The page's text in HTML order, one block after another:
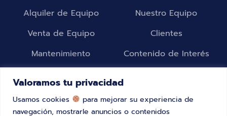
Valoramos tu privacidad
Usamos cookies
para mejorar su experiencia de
navegación, mostrarle anuncios o contenidos
Alquiler de Equipo
Venta de Equipo
Mantenimiento
Nuestro Equipo
Clientes
Contenido de Interés
Contacto